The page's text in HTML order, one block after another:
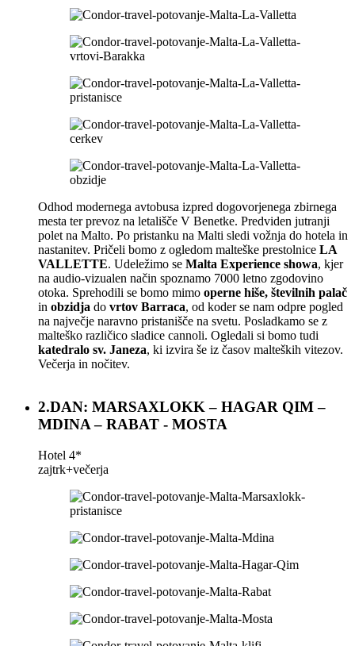
Odhod modernega avtobusa izpred dogovorjenega zbirnega
mesta ter prevoz na letališče V Benetke. Predviden jutranji
polet na Malto. Po pristanku na Malti sledi vožnja do hotela in
nastanitev. Pričeli bomo z ogledom malteške prestolnice LA
VALLETTE. Udeležimo se Malta Experience showa, kjer
na audio-vizualen način spoznamo 7000 letno zgodovino
otoka. Sprehodili se bomo mimo operne hiše, številnih palač
in obzidja do vrtov Barraca, od koder se nam odpre pogled
na največje naravno pristanišče na svetu. Posladkamo se z
malteško različico sladice cannoli. Ogledali si bomo tudi
katedralo sv. Janeza, ki izvira še iz časov malteških vitezov.
Večerja in nočitev.
2.DAN: MARSAXLOKK – HAGAR QIM –
MDINA – RABAT - MOSTA
Hotel 4*
zajtrk+večerja